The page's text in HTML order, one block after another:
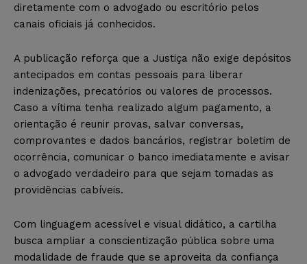
diretamente com o advogado ou escritório pelos
canais oficiais já conhecidos.
A publicação reforça que a Justiça não exige depósitos
antecipados em contas pessoais para liberar
indenizações, precatórios ou valores de processos.
Caso a vítima tenha realizado algum pagamento, a
orientação é reunir provas, salvar conversas,
comprovantes e dados bancários, registrar boletim de
ocorrência, comunicar o banco imediatamente e avisar
o advogado verdadeiro para que sejam tomadas as
providências cabíveis.
Com linguagem acessível e visual didático, a cartilha
busca ampliar a conscientização pública sobre uma
modalidade de fraude que se aproveita da confiança